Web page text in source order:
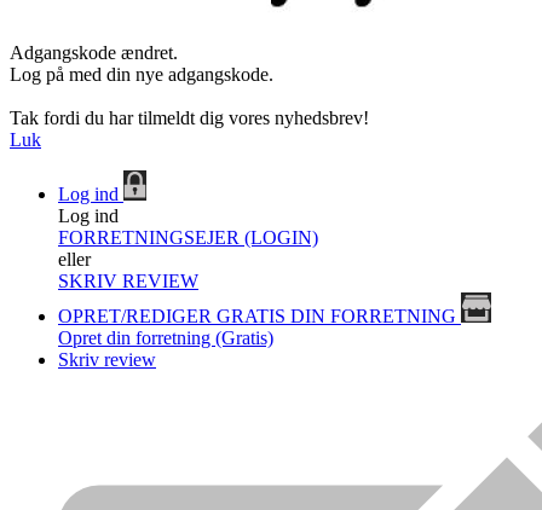
Adgangskode ændret.
Log på med din nye adgangskode.
Tak fordi du har tilmeldt dig vores nyhedsbrev!
Luk
Log ind
Log ind
FORRETNINGSEJER (LOGIN)
eller
SKRIV REVIEW
OPRET/REDIGER GRATIS DIN FORRETNING
Opret din forretning (Gratis)
Skriv review